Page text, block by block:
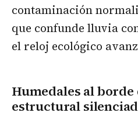
contaminación
que confunde lluvia
el reloj ecológico
Humedales al
estructural